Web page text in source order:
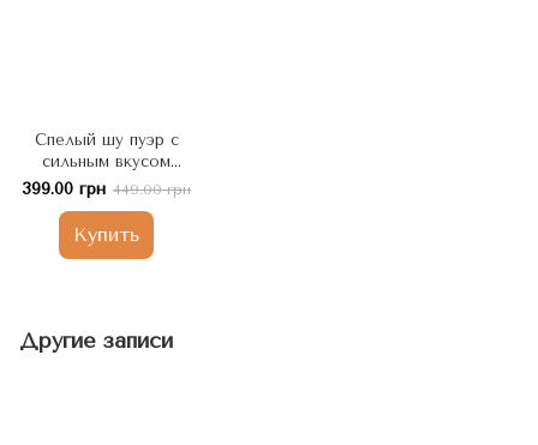
Спелый шу пуэр с
сильным вкусом
Бытое Серебро
год м/б 100г, Китай
399.00 грн 449.00 грн
Купить
Другие записи